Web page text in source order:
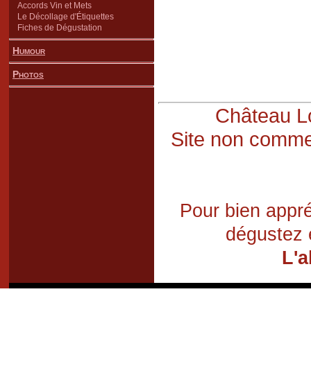
Accords Vin et Mets
Le Décollage d'Étiquettes
Fiches de Dégustation
Humour
Photos
Château
Site non
Pour bien
dégustez